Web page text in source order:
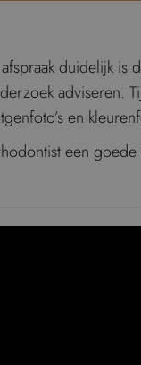
duidelijk
adviseren.
en
een